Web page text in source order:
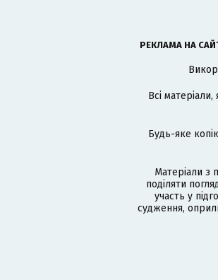
РЕКЛАМА НА
Всі
Будь-яке
Матеріали з
поділяти
участь у
судження,